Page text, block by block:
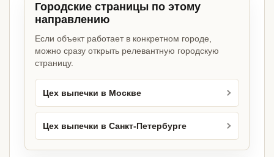
Городские страницы по этому
направлению
Если объект работает в конкретном городе,
можно сразу открыть релевантную городскую
страницу.
Цех выпечки в Москве
Цех выпечки в Санкт-Петербурге